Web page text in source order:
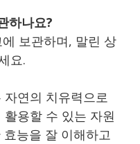
하나요?
보관하며, 말린 상
요.
연의 치유력으로
용할 수 있는 자원
능을 잘 이해하고